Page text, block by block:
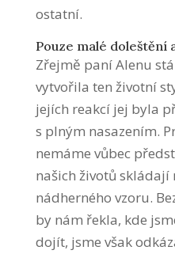
ostatní.
Pouze malé doleštění
Zřejmě paní Alenu
vytvořila ten životní
jejích reakcí jej byla
s plným nasazením.
nemáme vůbec
našich životů skládají
nádherného vzoru.
by nám řekla, kde
dojít, jsme však